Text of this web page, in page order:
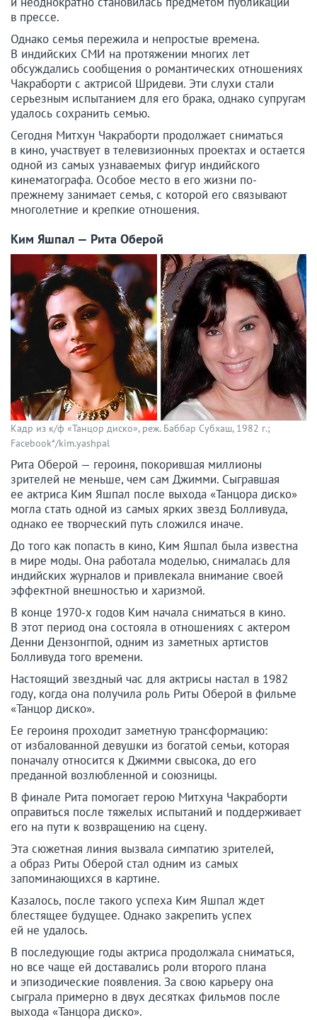
в прессе.
Однако семья пережила и непростые времена.
В индийских СМИ на протяжении многих лет
обсуждались сообщения о романтических отношениях
Чакраборти с актрисой Шридеви. Эти слухи стали
серьезным испытанием для его брака, однако супругам
удалось сохранить семью.
Сегодня Митхун Чакраборти продолжает сниматься
в кино, участвует в телевизионных проектах и остается
одной из самых узнаваемых фигур индийского
кинематографа. Особое место в его жизни по-
прежнему занимает семья, с которой его связывают
многолетние и крепкие отношения.
Ким Яшпал — Рита Оберой
Кадр из к/ф «Танцор диско», реж. Баббар Субхаш, 1982 г.;
Facebook*/kim.yashpal
Рита Оберой — героиня, покорившая миллионы
зрителей не меньше, чем сам Джимми. Сыгравшая
ее актриса Ким Яшпал после выхода «Танцора диско»
могла стать одной из самых ярких звезд Болливуда,
однако ее творческий путь сложился иначе.
До того как попасть в кино, Ким Яшпал была известна
в мире моды. Она работала моделью, снималась для
индийских журналов и привлекала внимание своей
эффектной внешностью и харизмой.
В конце 1970-х годов Ким начала сниматься в кино.
В этот период она состояла в отношениях с актером
Денни Дензонгпой, одним из заметных артистов
Болливуда того времени.
Настоящий звездный час для актрисы настал в 1982
году, когда она получила роль Риты Оберой в фильме
«Танцор диско».
Ее героиня проходит заметную трансформацию:
от избалованной девушки из богатой семьи, которая
поначалу относится к Джимми свысока, до его
преданной возлюбленной и союзницы.
В финале Рита помогает герою Митхуна Чакраборти
оправиться после тяжелых испытаний и поддерживает
его на пути к возвращению на сцену.
Эта сюжетная линия вызвала симпатию зрителей,
а образ Риты Оберой стал одним из самых
запоминающихся в картине.
Казалось, после такого успеха Ким Яшпал ждет
блестящее будущее. Однако закрепить успех
ей не удалось.
В последующие годы актриса продолжала сниматься,
но все чаще ей доставались роли второго плана
и эпизодические появления. За свою карьеру она
сыграла примерно в двух десятках фильмов после
выхода «Танцора диско».